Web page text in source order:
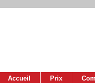
Accueil Prix